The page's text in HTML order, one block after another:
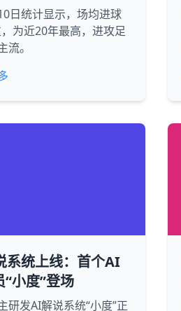
日统计显示，场均进球
为近20年最高，进攻足
流。
系统上线：首个AI
“小度”登场
研发AI解说系统“小度”正